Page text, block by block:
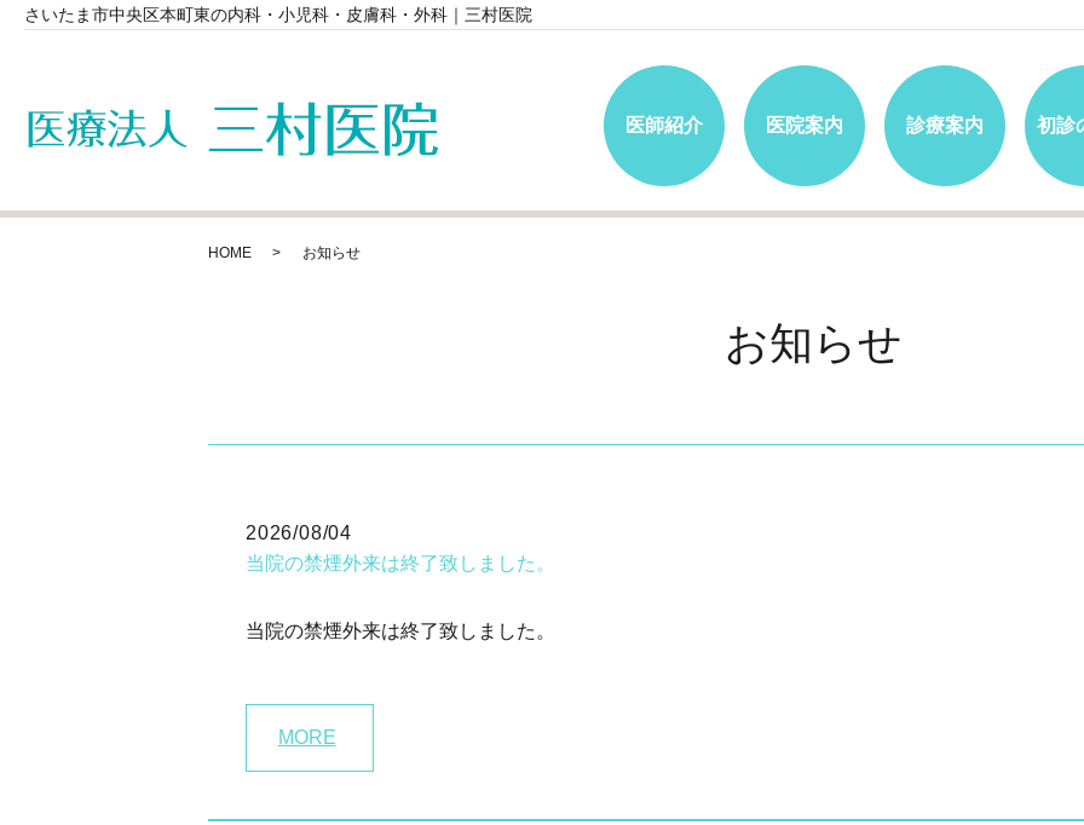
さいたま市中央区本町東の内科・小児科・皮膚科・外科｜三村医院
医師紹介 医院案内 診療案内 初診
HOME お知らせ
お知らせ
2026/08/04
当院の禁煙外来は終了致しました。
当院の禁煙外来は終了致しました。
MORE